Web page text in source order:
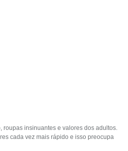
roupas insinuantes e valores dos adultos.
cada vez mais rápido e isso preocupa